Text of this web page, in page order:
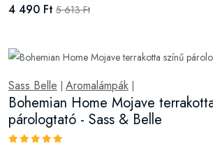
4 490 Ft 5 613 Ft
Sass Belle | Aromalámpák |
Bohemian Home Mojave
párologtató - Sass & Belle